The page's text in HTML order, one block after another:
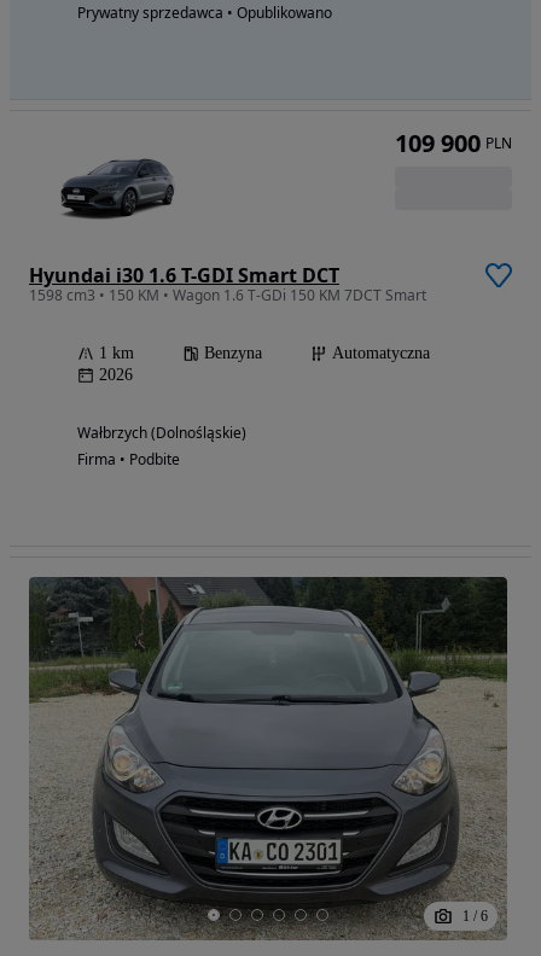
Prywatny sprzedawca • Opublikowano
Hyundai i30 1.6 T-GDI Smart DCT
1598 cm3 • 150 KM • Wagon 1.6 T-GDi 150 KM 7DCT Smart
1 km Benzyna
Automatyczna
2026
Wałbrzych (Dolnośląskie)
Firma • Podbite
109 900 PLN
1 / 6